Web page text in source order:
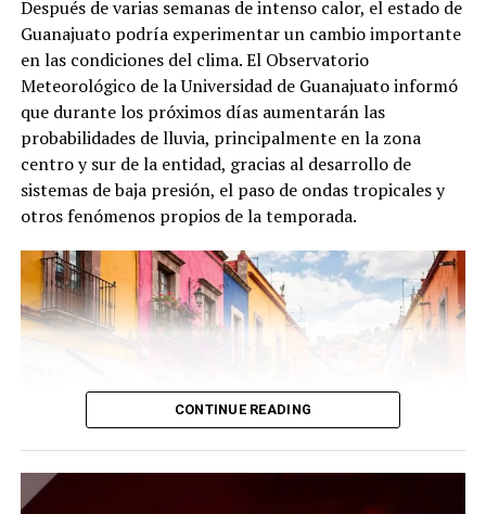
Después de varias semanas de intenso calor, el estado de
Guanajuato podría experimentar un cambio importante
en las condiciones del clima. El Observatorio
Meteorológico de la Universidad de Guanajuato informó
que durante los próximos días aumentarán las
probabilidades de lluvia, principalmente en la zona
centro y sur de la entidad, gracias al desarrollo de
sistemas de baja presión, el paso de ondas tropicales y
otros fenómenos propios de la temporada.
CONTINUE READING